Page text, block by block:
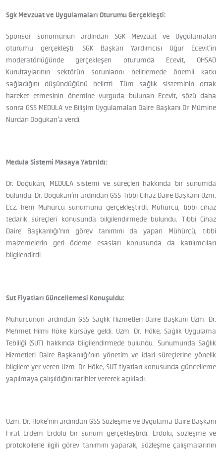
Sgk Mevzuat ve Uygulamaları Oturumu Gerçekleşti:
Sponsor sunumunun ardından SGK Mevzuat ve Uygulamaları
oturumu gerçekleşti. SGK Başkan Yardımcısı Uğur Ecevit’in
moderatörlüğünde gerçekleşen oturumda Ecevit, OHSAD
Kurultaylarının sektörün sorunlarını belirlemede önemli katkı
sağladığını düşündüğünü belirtti. Tüm sağlık sisteminin ortak
hareket etmesinin önemine vurguda bulunan Ecevit, sözü daha
sonra GSS MEDULA ve Bilişim Uygulamaları Daire Başkanı Dr. Mümine
Nurdan Doğukan’a verdi.
Medula Sistemi Masaya Yatırıldı:
Dr. Doğukan, MEDULA sistemi ve süreçleri hakkında bir sunumda
bulundu. Dr. Doğukan’ın ardından GSS Tıbbi Cihaz Daire Başkanı Uzm.
Ecz. İrem Mühürcü sunumunu gerçekleştirdi. Mühürcü, tıbbi cihaz
tedarik süreçleri konusunda bilgilendirmede bulundu. Tıbbi Cihaz
Daire Başkanlığı’nın görev tanımını da yapan Mühürcü, tıbbi
malzemelerin geri ödeme esasları konusunda da katılımcıları
bilgilendirdi.
Sut Fiyatları Güncellemesi Konuşuldu:
Mühürcünün ardından GSS Sağlık Hizmetleri Daire Başkanı Uzm. Dr.
Mehmet Hilmi Höke kürsüye geldi. Uzm. Dr. Höke, Sağlık Uygulama
Tebiliği (SUT) hakkında bilgilendirmede bulundu. Sunumunda Sağlık
Hizmetleri Daire Başkanlığı’nın yönetim ve idari süreçlerine yönelik
bilgilere yer veren Uzm. Dr. Höke, SUT fiyatları konusunda güncelleme
yapılmaya çalışıldığını tarihler vererek açıkladı.
Uzm. Dr. Höke’nin ardından GSS Sözleşme ve Uygulama Daire Başkanı
Fırat Erdem Erdolu bir sunum gerçekleştirdi. Erdolu, sözleşme ve
protokollerle ilgili görev tanımını yaparak, sözleşme çalışmalarının